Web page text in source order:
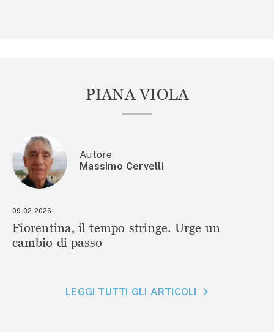
PIANA VIOLA
Autore
Massimo Cervelli
09.02.2026
Fiorentina, il tempo stringe. Urge un
cambio di passo
LEGGI TUTTI GLI ARTICOLI